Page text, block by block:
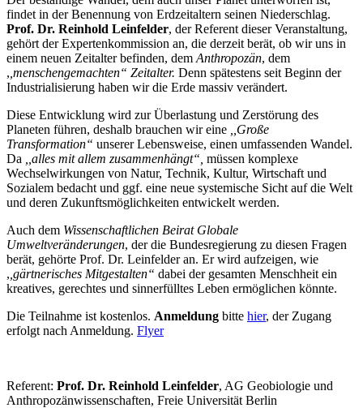
findet in der Benennung von Erdzeitaltern seinen Niederschlag.
Prof. Dr. Reinhold Leinfelder, der Referent dieser Veranstaltung,
gehört der Expertenkommission an, die derzeit berät, ob wir uns in
einem neuen Zeitalter befinden, dem Anthropozän, dem
, ,menschengemachten“ Zeitalter. Denn spätestens seit Beginn der
Industrialisierung haben wir die Erde massiv verändert.
Diese Entwicklung wird zur Überlastung und Zerstörung des
Planeten führen, deshalb brauchen wir eine
,,Große
Transformation“ unserer Lebensweise, einen umfassenden Wandel.
Da
,,alles mit allem zusammenhängt“, müssen komplexe
Wechselwirkungen von Natur, Technik, Kultur, Wirtschaft und
Sozialem bedacht und ggf. eine neue systemische Sicht auf die Welt
und deren Zukunftsmöglichkeiten entwickelt werden.
Auch dem Wissenschaftlichen Beirat Globale
Umweltveränderungen, der die Bundesregierung zu diesen Fragen
berät, gehörte Prof. Dr. Leinfelder an. Er wird aufzeigen, wie
, ,gärtnerisches Mitgestalten“ dabei der gesamten Menschheit ein
kreatives, gerechtes und sinnerfülltes Leben ermöglichen könnte.
Die Teilnahme ist kostenlos. Anmeldung bitte hier, der Zugang
erfolgt nach Anmeldung. Flyer
Referent: Prof. Dr. Reinhold Leinfelder, AG Geobiologie und
Anthropozänwissenschaften, Freie Universität Berlin